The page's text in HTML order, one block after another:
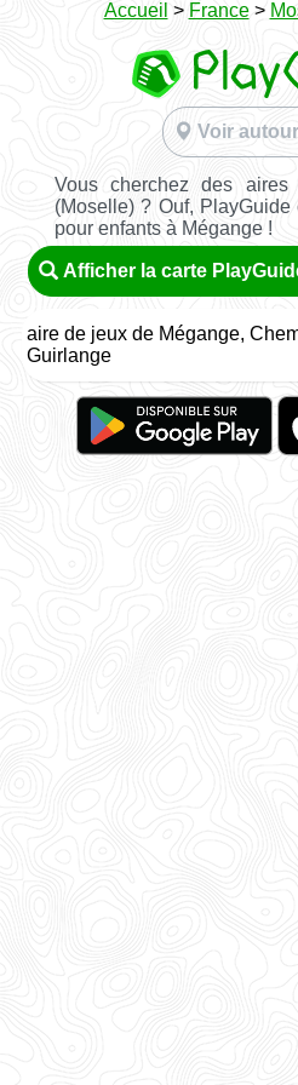
Accueil > France>
Voir
Vous cherchez des
(Moselle) ? Ouf,
pour enfants à Mégange !
Afficher la carte
aire de jeux de Mégange,
Guirlange